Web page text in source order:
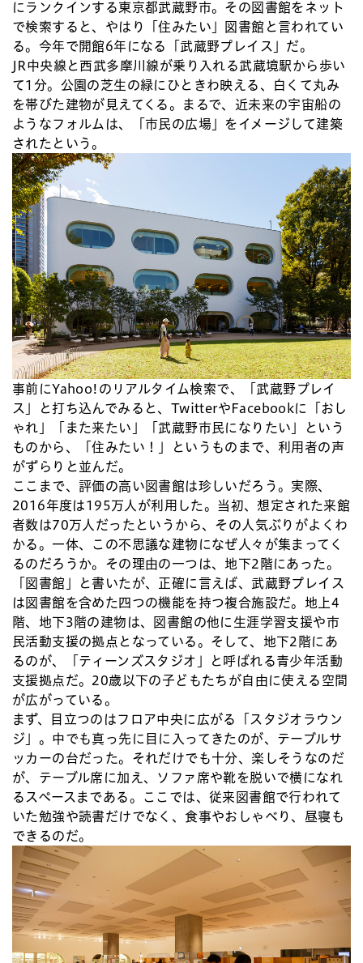
にランクインする東京都武蔵野市。その図書館をネット
で検索すると、やはり「住みたい」図書館と言われてい
る。今年で開館6年になる「武蔵野プレイス」だ。
JR中央線と西武多摩川線が乗り入れる武蔵境駅から歩い
て1分。公園の芝生の緑にひときわ映える、白くて丸み
を帯びた建物が見えてくる。まるで、近未来の宇宙船の
ようなフォルムは、「市民の広場」をイメージして建築
されたという。
事前にYahoo!のリアルタイム検索で、「武蔵野プレイ
ス」と打ち込んでみると、TwitterやFacebookに「おし
ゃれ」「また来たい」「武蔵野市民になりたい」という
ものから、「住みたい！」というものまで、利用者の声
がずらりと並んだ。
ここまで、評価の高い図書館は珍しいだろう。実際、
2016年度は195万人が利用した。当初、想定された来館
者数は70万人だったというから、その人気ぶりがよくわ
かる。一体、この不思議な建物になぜ人々が集まってく
るのだろうか。その理由の一つは、地下2階にあった。
「図書館」と書いたが、正確に言えば、武蔵野プレイス
は図書館を含めた四つの機能を持つ複合施設だ。地上4
階、地下3階の建物は、図書館の他に生涯学習支援や市
民活動支援の拠点となっている。そして、地下2階にあ
るのが、「ティーンズスタジオ」と呼ばれる青少年活動
支援拠点だ。20歳以下の子どもたちが自由に使える空間
が広がっている。
まず、目立つのはフロア中央に広がる「スタジオラウン
ジ」。中でも真っ先に目に入ってきたのが、テーブルサ
ッカーの台だった。それだけでも十分、楽しそうなのだ
が、テーブル席に加え、ソファ席や靴を脱いで横になれ
るスペースまである。ここでは、従来図書館で行われて
いた勉強や読書だけでなく、食事やおしゃべり、昼寝も
できるのだ。